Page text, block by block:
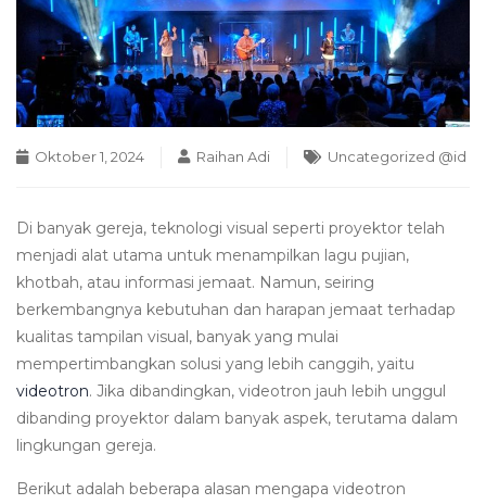
Oktober 1, 2024 Raihan Adi Uncategorized @id
Di banyak gereja, teknologi visual seperti proyektor telah
menjadi alat utama untuk menampilkan lagu pujian,
khotbah, atau informasi jemaat. Namun, seiring
berkembangnya kebutuhan dan harapan jemaat terhadap
kualitas tampilan visual, banyak yang mulai
mempertimbangkan solusi yang lebih canggih, yaitu
videotron. Jika dibandingkan, videotron jauh lebih unggul
dibanding proyektor dalam banyak aspek, terutama dalam
lingkungan gereja.
Berikut adalah beberapa alasan mengapa videotron